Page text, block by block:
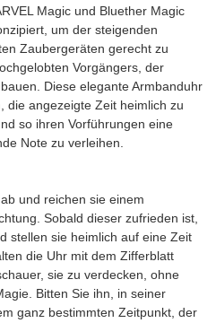
Magic und Bluether Magic
um der steigenden
Zaubergeräten gerecht zu
Vorgängers, der
Diese elegante Armbanduhr
die angezeigte Zeit heimlich zu
so ihren Vorführungen eine
Note zu verleihen.
und reichen sie einem
Sobald dieser zufrieden ist,
stellen sie heimlich auf eine Zeit
die Uhr mit dem Zifferblatt
sie zu verdecken, ohne
Bitten Sie ihn, in seiner
ganz bestimmten Zeitpunkt, der